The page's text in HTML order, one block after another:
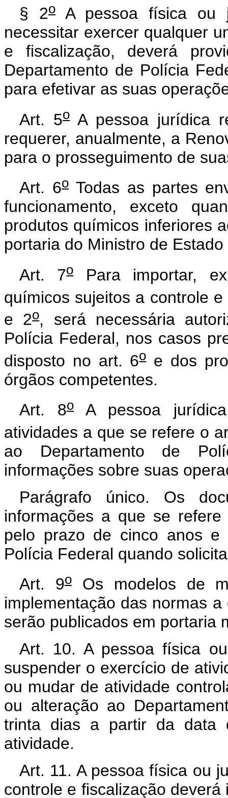
§ 2oA pessoa física ou
necessitar exercer qualquer
e fiscalização, deverá
Departamento de Polícia
para efetivar as suas
Art. 5oA pessoa jurídica
requerer, anualmente, a
para o prosseguimento de
Art. 6oTodas as partes
funcionamento, exceto
produtos químicos inferiores
portaria do Ministro de
Art. 7oPara importar,
químicos sujeitos a controle
e 2o, será necessária
Polícia Federal, nos casos
disposto no art. 6oe dos
órgãos competentes.
Art. 8oA pessoa
atividades a que se refere o
ao Departamento de
informações sobre suas
Parágrafo único. Os
informações a que se
pelo prazo de cinco anos e
Polícia Federal quando
Art. 9oOs modelos de
implementação das normas
serão publicados em portaria
Art. 10. A pessoa física
suspender o exercício de
ou mudar de atividade
ou alteração ao
trinta dias a partir da data
atividade.
Art. 11. A pessoa física ou
controle e fiscalização